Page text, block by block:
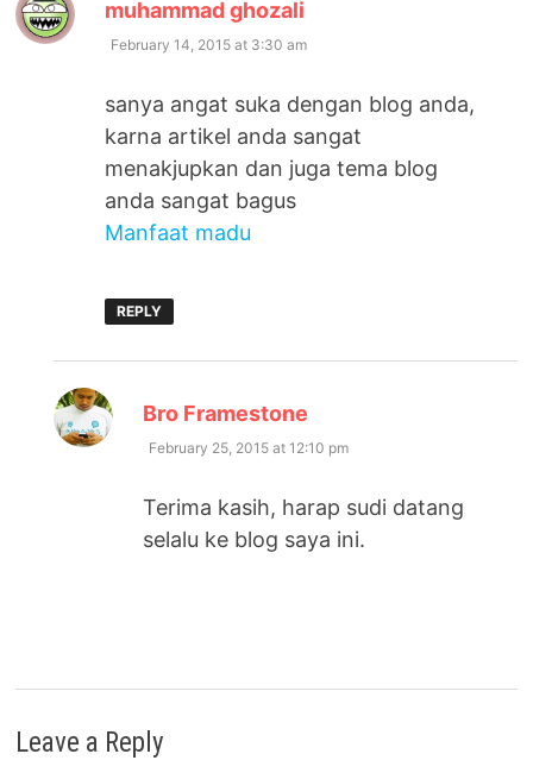
muhammad ghozali
February 14, 2015 at 3:30 am
sanya angat suka dengan blog anda,
karna artikel anda sangat
menakjupkan dan juga tema blog
anda sangat bagus
Manfaat madu
REPLY
Bro Framestone
February 25, 2015 at 12:10 pm
Terima kasih, harap sudi datang
selalu ke blog saya ini.
Leave a Reply